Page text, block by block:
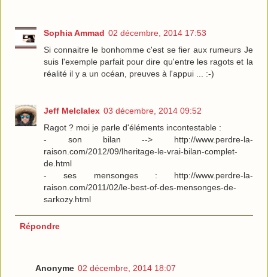
Sophia Ammad 02 décembre, 2014 17:53
Si connaitre le bonhomme c'est se fier aux rumeurs Je
suis l'exemple parfait pour dire qu'entre les ragots et la
réalité il y a un océan, preuves à l'appui ... :-)
Jeff Melclalex 03 décembre, 2014 09:52
Ragot ? moi je parle d'éléments incontestable :
- son bilan --> http://www.perdre-la-
raison.com/2012/09/lheritage-le-vrai-bilan-complet-
de.html
- ses mensonges : http://www.perdre-la-
raison.com/2011/02/le-best-of-des-mensonges-de-
sarkozy.html
Répondre
Anonyme 02 décembre, 2014 18:07